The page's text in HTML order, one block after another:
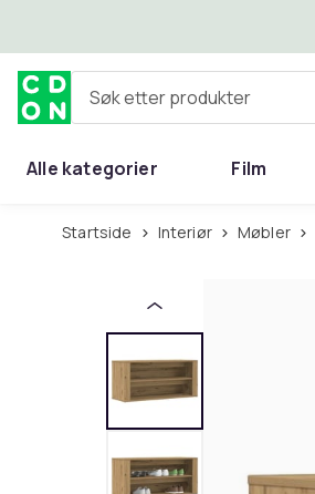
Søk etter produkter
Alle kategorier Film
Startside Interiør Møbler